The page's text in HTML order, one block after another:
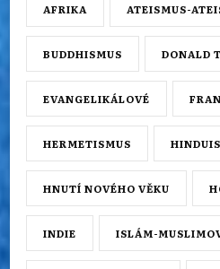
AFRIKA ATEISMUS-
BUDDHISMUS DONALD
EVANGELIKÁLOVÉ
HERMETISMUS
HNUTÍ NOVÉHO VĚKU
INDIE ISLÁM-